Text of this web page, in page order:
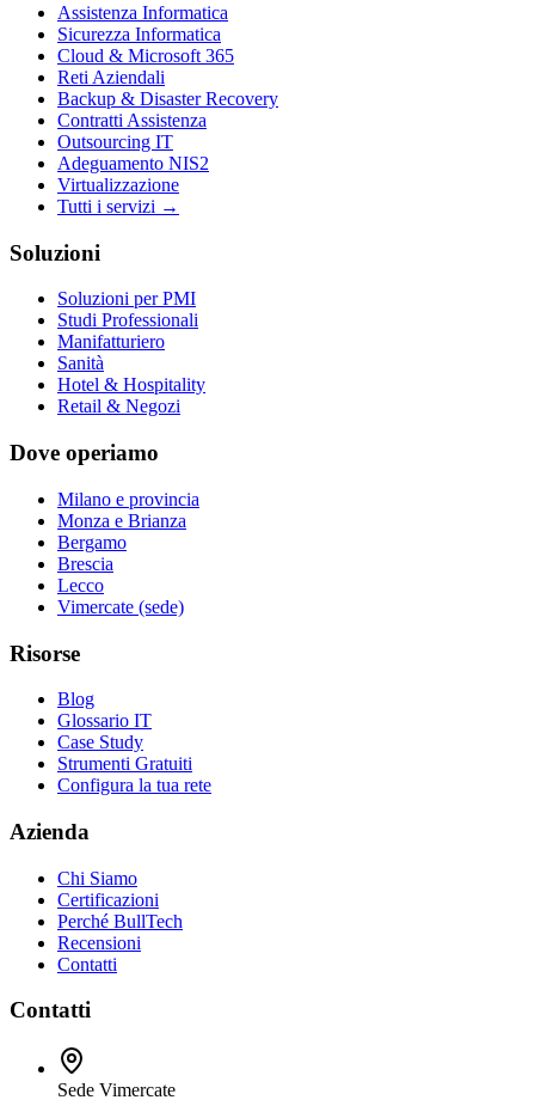
Assistenza Informatica
Sicurezza Informatica
Cloud & Microsoft 365
Reti Aziendali
Backup & Disaster Recovery
Contratti Assistenza
Outsourcing IT
Adeguamento NIS2
Virtualizzazione
Tutti i servizi →
Soluzioni
Soluzioni per PMI
Studi Professionali
Manifatturiero
Sanità
Hotel & Hospitality
Retail & Negozi
Dove operiamo
Milano e provincia
Monza e Brianza
Bergamo
Brescia
Lecco
Vimercate (sede)
Risorse
Blog
Glossario IT
Case Study
Strumenti Gratuiti
Configura la tua rete
Azienda
Chi Siamo
Certificazioni
Perché BullTech
Recensioni
Contatti
Contatti
Sede Vimercate